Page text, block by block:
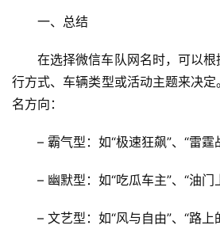
一、总结
在选择微信车队网名时，可以
行方式、车辆类型或活动主题来决
名方向：
– 霸气型：如“极速狂飙”、“雷霆
– 幽默型：如“吃瓜车主”、“油门
– 文艺型：如“风与自由”、“路上